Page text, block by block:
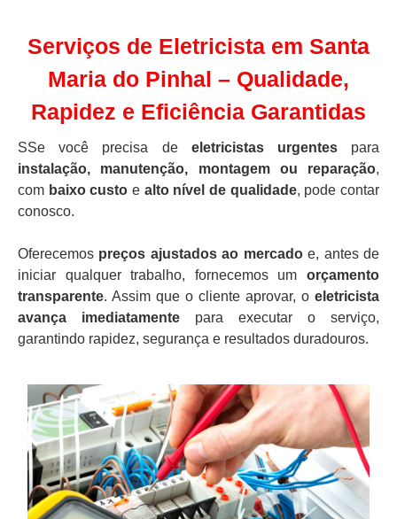
Serviços de Eletricista em Santa
Maria do Pinhal – Qualidade,
Rapidez e Eficiência Garantidas
SSe você precisa de eletricistas urgentespara
instalação, manutenção, montagem ou reparação,
com baixo custo e alto nível de qualidade, pode contar
conosco.
Oferecemos preços ajustados ao mercadoe, antes de
iniciar qualquer trabalho, fornecemos um orçamento
transparente. Assim que o cliente aprovar, o eletricista
avança imediatamente para executar o serviço,
garantindo rapidez, segurança e resultados duradouros.